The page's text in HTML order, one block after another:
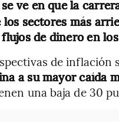
ve en que la
sectores más
de dinero en
de inflación
a su mayor caída
una baja de 30